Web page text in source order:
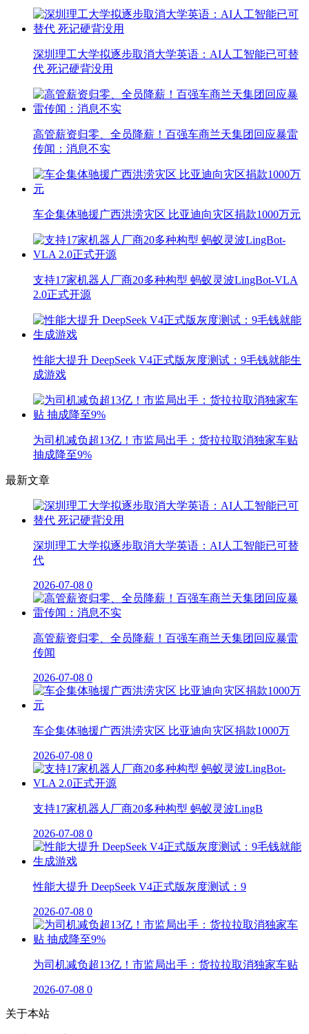
深圳理工大学拟逐步取消大学英语：AI人工智能已可替
代 死记硬背没用
高管薪资归零、全员降薪！百强车商兰天集团回应暴雷
传闻：消息不实
车企集体驰援广西洪涝灾区 比亚迪向灾区捐款1000万元
支持17家机器人厂商20多种构型 蚂蚁灵波LingBot-VLA
2.0正式开源
性能大提升 DeepSeek V4正式版灰度测试：9毛钱就能生
成游戏
为司机减负超13亿！市监局出手：货拉拉取消独家车贴
抽成降至9%
最新文章
深圳理工大学拟逐步取消大学英语：AI人工智能已可替
代
2026-07-08 0
高管薪资归零、全员降薪！百强车商兰天集团回应暴雷
传闻
2026-07-08 0
车企集体驰援广西洪涝灾区 比亚迪向灾区捐款1000万
2026-07-08 0
支持17家机器人厂商20多种构型 蚂蚁灵波LingB
2026-07-08 0
性能大提升 DeepSeek V4正式版灰度测试：9
2026-07-08 0
为司机减负超13亿！市监局出手：货拉拉取消独家车贴
2026-07-08 0
关于本站